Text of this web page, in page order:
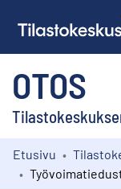
OTOS
Kokoelmat
Etusivu